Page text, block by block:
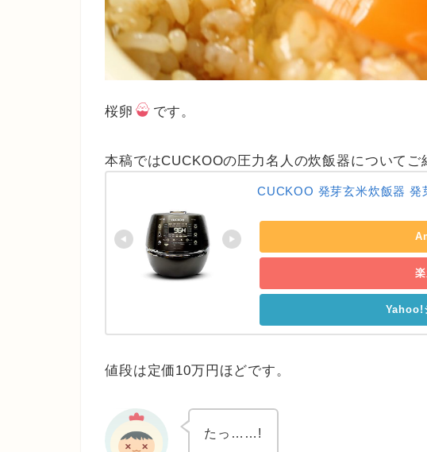
桜卵 です。
本稿ではCUCKOOの圧力名人の炊飯器についてご
CUCKOO 発芽玄米炊飯器
Yahoo!
値段は定価10万円ほどです。
たっ……!